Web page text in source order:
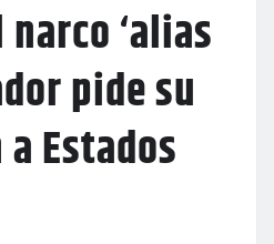
‘alias
pide su
Estados